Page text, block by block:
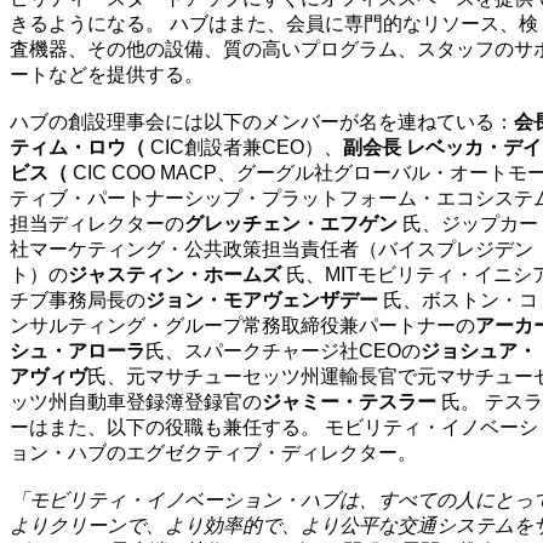
きるようになる。 ハブはまた、会員に専門的なリソース、検
査機器、その他の設備、質の高いプログラム、スタッフのサ
ートなどを提供する。
ハブの創設理事会には以下のメンバーが名を連ねている： 会
ティム・ロウ（ CIC創設者兼CEO）、 副会長 レベッカ・デイ
ビス（ CIC COO MACP、グーグル社グローバル・オートモ
ティブ・パートナーシップ・プラットフォーム・エコシステ
担当ディレクターのグレッチェン・エフゲン 氏、ジップカー
社マーケティング・公共政策担当責任者（バイスプレジデン
ト）のジャスティン・ホームズ 氏、MITモビリティ・イニシ
チブ事務局長のジョン・モアヴェンザデー 氏、ボストン・コ
ンサルティング・グループ常務取締役兼パートナーのアーカ
シュ・アローラ氏、スパークチャージ社CEOのジョシュア・
アヴィヴ氏、元マサチューセッツ州運輸長官で元マサチュー
ッツ州自動車登録簿登録官のジャミー・テスラー 氏。 テスラ
ーはまた、以下の役職も兼任する。 モビリティ・イノベーシ
ョン・ハブのエグゼクティブ・ディレクター。
「モビリティ・イノベーション・ハブは、すべての人にとっ
よりクリーンで、より効率的で、より公平な交通システムを